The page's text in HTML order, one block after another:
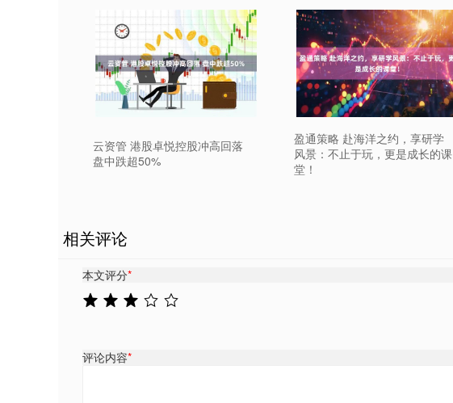
云资管 港股卓悦控股冲高回落
盘中跌超50%
盈通策略 赴海洋之约，享研学
风景：不止于玩，更是成长的课
堂！
相关评论
本文评分*
评论内容*